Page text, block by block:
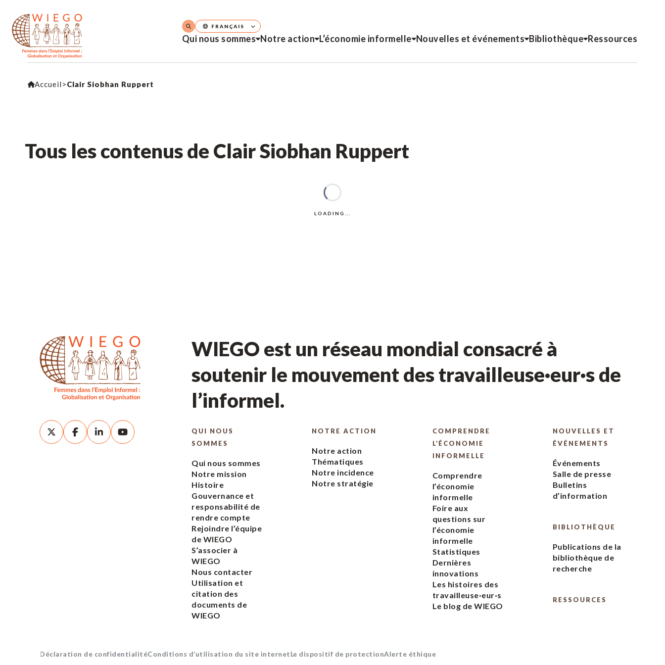
Qui nous sommes Notre action L’économie informelle Nouvelles et événements Bibliothèque Ressources
FRANÇAIS
Accueil >Clair Siobhan Ruppert
Tous les contenus de Clair Siobhan Ruppert
WIEGO est un réseau mondial consacré à
soutenir le mouvement des travailleuse·eur·s de
l’informel.
QUI NOUS
SOMMES
Qui nous sommes
Notre mission
Histoire
Gouvernance et
responsabilité de
rendre compte
Rejoindre l’équipe
de WIEGO
S’associer à
WIEGO
Nous contacter
Utilisation et
citation des
documents de
WIEGO
NOTRE ACTION
Notre action
Thématiques
Notre incidence
Notre stratégie
COMPRENDRE
L’ÉCONOMIE
INFORMELLE
Comprendre
l’économie
informelle
Foire aux
questions sur
l’économie
informelle
Statistiques
Dernières
innovations
Les histoires des
travailleuse·eur·s
Le blog de WIEGO
NOUVELLES ET
ÉVÉNEMENTS
Événements
Salle de presse
Bulletins
d’information
BIBLIOTHÈQUE
Publications de la
bibliothèque de
recherche
RESSOURCES
Déclaration de confidentialitéConditions d’utilisation du site internetLe dispositif de protectionAlerte éthique